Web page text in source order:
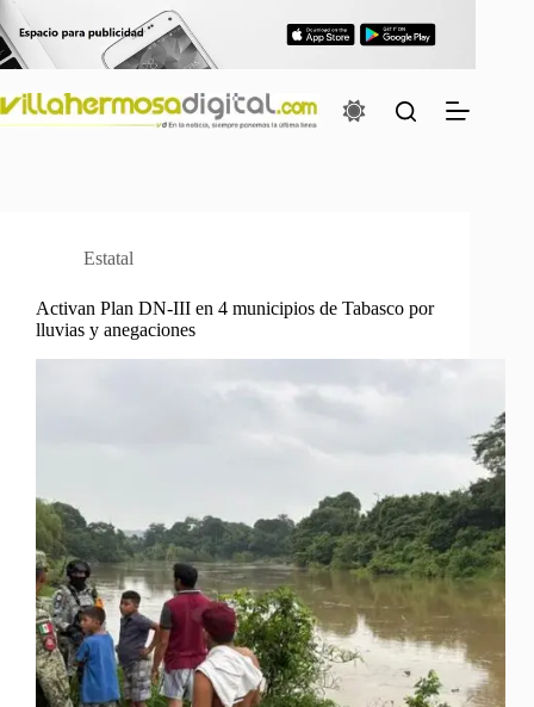
Saltar
al
contenido
Estatal
Activan Plan DN-III en 4 municipios de Tabasco por
lluvias y anegaciones